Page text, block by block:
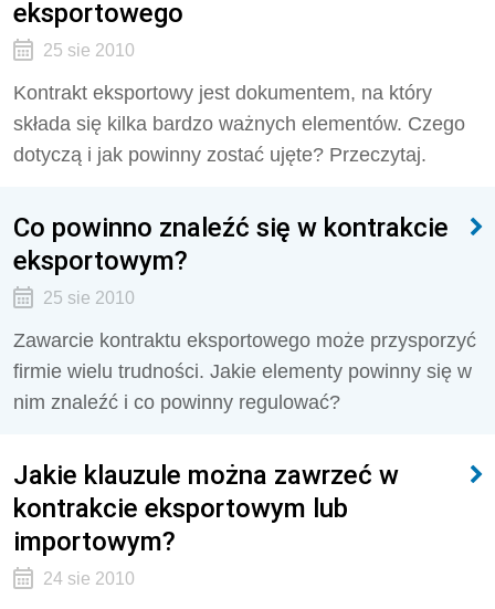
eksportowego
25 sie 2010
Kontrakt eksportowy jest dokumentem, na który
składa się kilka bardzo ważnych elementów. Czego
dotyczą i jak powinny zostać ujęte? Przeczytaj.
Co powinno znaleźć się w kontrakcie
eksportowym?
25 sie 2010
Zawarcie kontraktu eksportowego może przysporzyć
firmie wielu trudności. Jakie elementy powinny się w
nim znaleźć i co powinny regulować?
Jakie klauzule można zawrzeć w
kontrakcie eksportowym lub
importowym?
24 sie 2010